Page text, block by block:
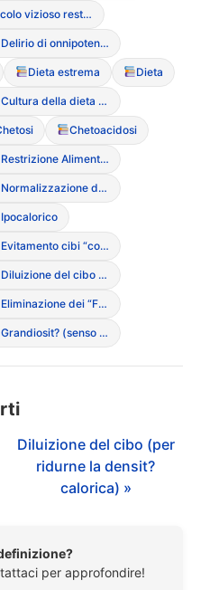
Circolo vizioso restrizione-abbuffata
Delirio di onnipotenza (legato al digiuno)
Dieta estrema Dieta
Cultura della dieta (Diet Culture)
Chetoacidosi
Restrizione Alimentare (Cognitiva/Calorica)
Normalizzazione del digiuno (trend del digiuno intermittente)
Ipocalorico
Evitamento cibi “contaminati” o “grassi”
Diluizione del cibo (per ridurne la densit? calorica)
Eliminazione dei “Fear Foods” (cibi proibiti)
Grandiosit? (senso di superiorit? nel digiuno)
Diluizione del cibo (per
ridurne la densit?
calorica) »
per approfondire!